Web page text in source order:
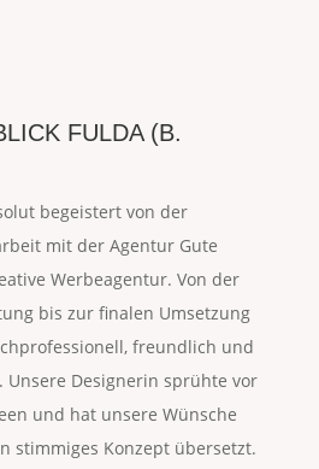
FULDA (B.
begeistert von der
mit der Agentur Gute
Werbeagentur. Von der
bis zur finalen Umsetzung
freundlich und
Unsere Designerin sprühte vor
und hat unsere Wünsche
stimmiges Konzept übersetzt.